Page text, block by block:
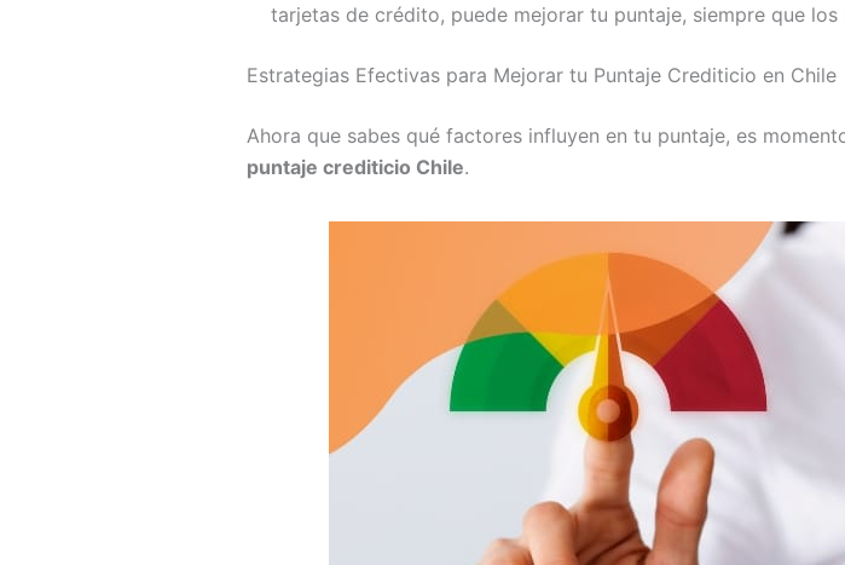
tarjetas de crédito, puede mejorar tu puntaje, siempre que los
Estrategias Efectivas para Mejorar tu Puntaje Crediticio en Chile
Ahora que sabes qué factores influyen en tu puntaje, es
puntaje crediticio Chile.